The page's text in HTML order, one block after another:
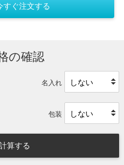
すぐ注文する
の確認
名入れ
包装
算する